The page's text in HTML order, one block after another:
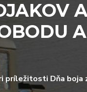
príležitosti Dňa boja